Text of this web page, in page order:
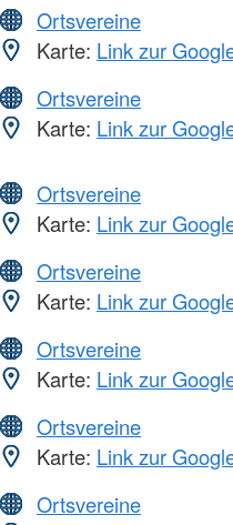
Ortsvereine
Karte: Link zur
Ortsvereine
Karte: Link zur
Ortsvereine
Karte: Link zur
Ortsvereine
Karte: Link zur
Ortsvereine
Karte: Link zur
Ortsvereine
Karte: Link zur
Ortsvereine